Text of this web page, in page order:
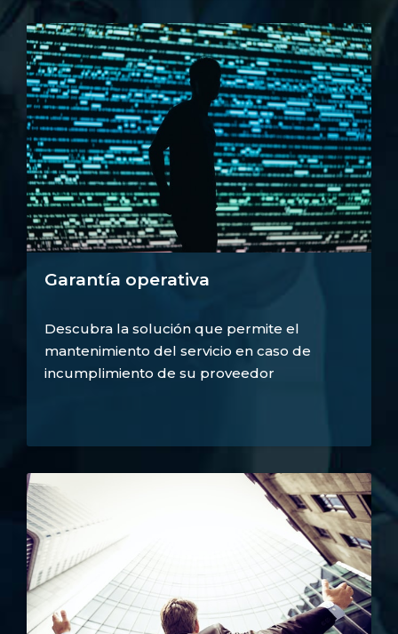
Garantía operativa
Descubra la solución que permite el
mantenimiento del servicio en caso de
incumplimiento de su proveedor